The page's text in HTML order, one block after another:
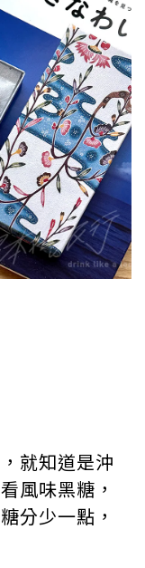
就知道是沖
風味黑糖，
分少一點，